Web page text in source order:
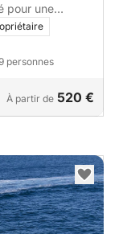
pour une
personnes
À partir de 520 €